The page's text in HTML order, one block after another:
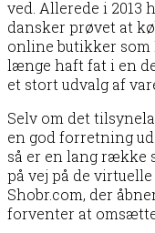
ved. Allerede i 2013
dansker prøvet at
online butikker som
længe haft fat i en
et stort udvalg af
Selv om det
en god forretning
så er en lang række
på vej på de
Shobr.com, der
forventer at